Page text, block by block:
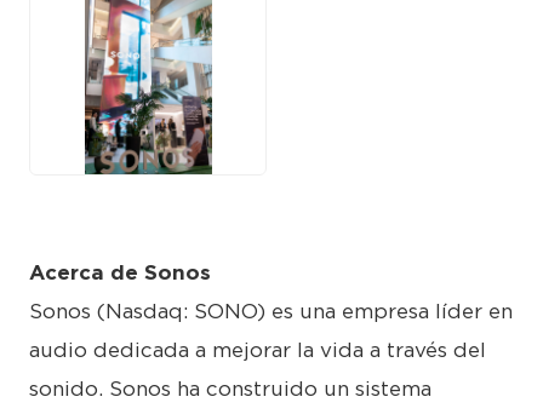
JPG
Acerca de Sonos
Sonos (Nasdaq: SONO) es una empresa líder en
audio dedicada a mejorar la vida a través del
sonido. Sonos ha construido un sistema